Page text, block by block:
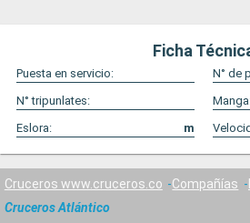
Ficha
Puesta en servicio:
N° de
N° tripunlates:
Eslora:
m
Cruceros www.cruceros.co Compañías
Cruceros Atlántico